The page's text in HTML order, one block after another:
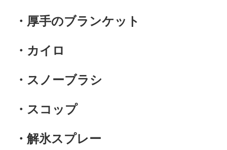
・厚手のブランケット
・カイロ
・スノーブラシ
・スコップ
・解氷スプレー